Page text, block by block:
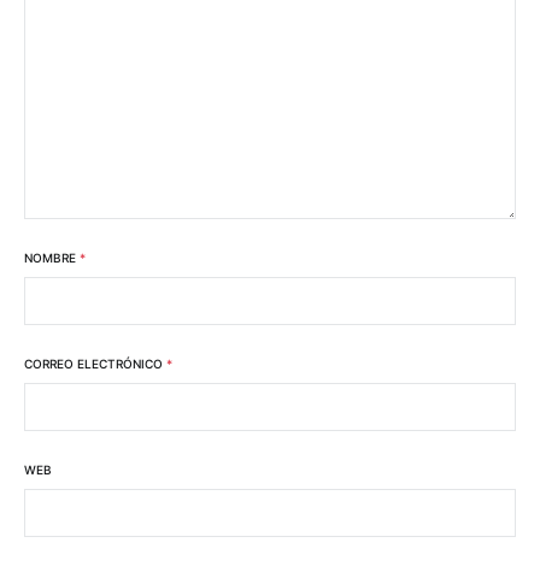
NOMBRE *
CORREO ELECTRÓNICO *
WEB